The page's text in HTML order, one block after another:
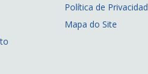
Política de
Mapa do Site